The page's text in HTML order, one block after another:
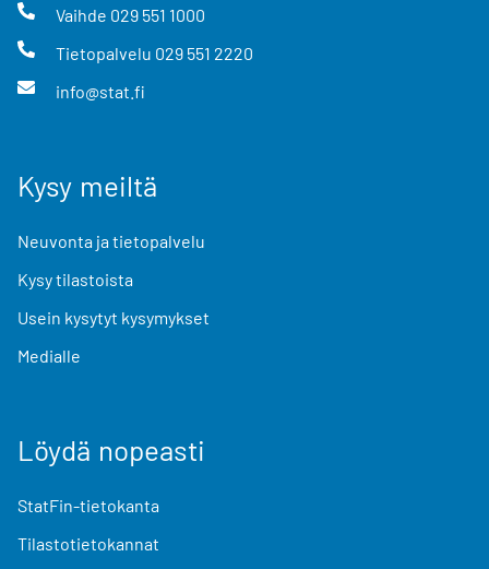
Vaihde 029 551 1000
Tietopalvelu 029 551 2220
info@stat.fi
Kysy meiltä
Neuvonta ja tietopalvelu
Kysy tilastoista
Usein kysytyt kysymykset
Medialle
Löydä nopeasti
StatFin-tietokanta
Tilastotietokannat